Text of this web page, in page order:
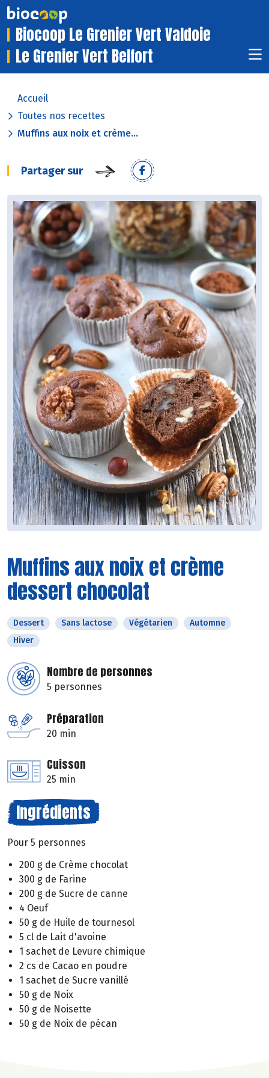
Biocoop Le Grenier Vert Valdoie
Le Grenier Vert Belfort
Accueil
Toutes nos recettes
Muffins aux noix et crème...
Partager sur
Muffins aux noix et crème
dessert chocolat
Dessert Sans lactose Végétarien
Automne
Hiver
Nombre de personnes
5 personnes
Préparation
20 min
Cuisson
25 min
Ingrédients
Pour 5 personnes
200 g de Crème chocolat
300 g de Farine
200 g de Sucre de canne
4 Oeuf
50 g de Huile de tournesol
5 cl de Lait d'avoine
1 sachet de Levure chimique
2 cs de Cacao en poudre
1 sachet de Sucre vanillé
50 g de Noix
50 g de Noisette
50 g de Noix de pécan